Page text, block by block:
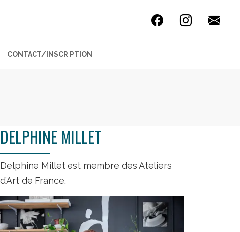
CONTACT/INSCRIPTION
DELPHINE MILLET
Delphine Millet est membre des Ateliers
d’Art de France.